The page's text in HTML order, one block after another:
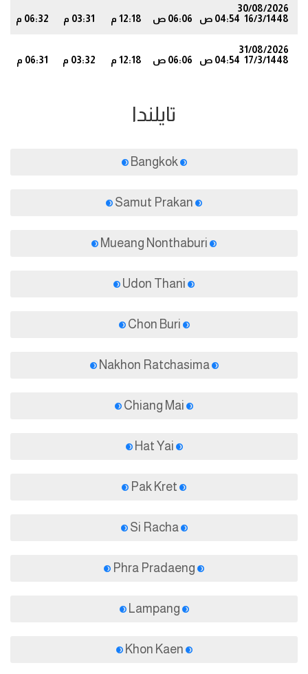
30/08/2026
16/3/1448 04:54 ص 06:06 ص 12:18 م 03:31 م 06:32 م
31/08/2026
17/3/1448 04:54 ص 06:06 ص 12:18 م 03:32 م 06:31 م
تايلندا
Bangkok
Nakhon Ratchasima
Si Racha